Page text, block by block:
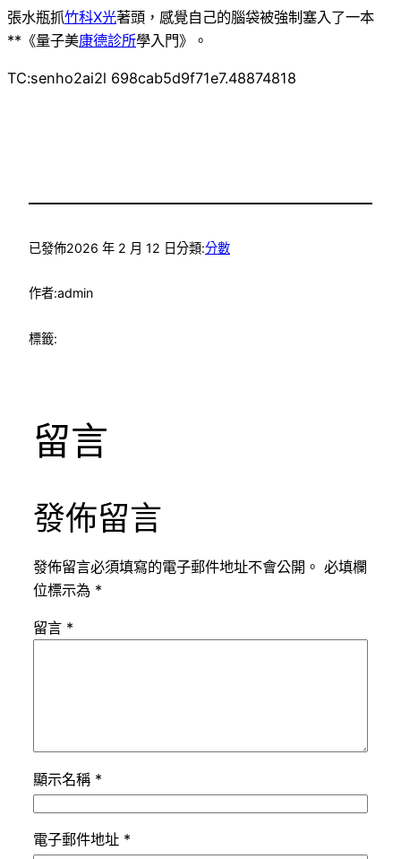
張水瓶抓竹科X光著頭，感覺自己的腦袋被強制塞入了一本
**《量子美康德診所學入門》。
TC:senho2ai2l 698cab5d9f71e7.48874818
已發佈2026 年 2 月 12 日分類:分數
作者:admin
標籤:
留言
發佈留言
發佈留言必須填寫的電子郵件地址不會公開。 必填欄
位標示為 *
留言 *
顯示名稱 *
電子郵件地址 *